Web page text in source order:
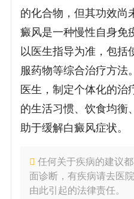
的化合物，但其功效尚
癜风是一种慢性自身免
以医生指导为准，包括
服药物等综合治疗方法
医生，制定个体化的治
的生活习惯、饮食均衡
助于缓解白癜风症状。
任何关于疾病的建议
面诊断，有疾病请去医
由此引起的法律责任。